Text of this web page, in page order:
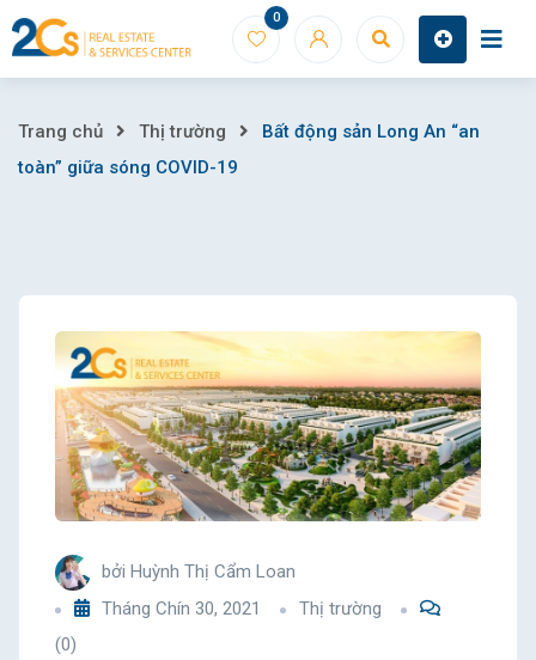
Skip
to
0
Bất
Long
An
“an
toàn”
giữa
sóng
COVID-
Trang chủ Thị trường
Bất động sản Long An “an
toàn” giữa sóng COVID-19
bởi Huỳnh Thị Cẩm Loan
Tháng Chín 30, 2021
Thị trường
(0)